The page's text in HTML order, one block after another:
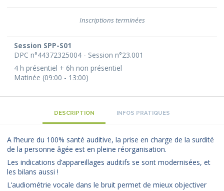
Session SPP-S01
DPC n°44372325004 - Session n°23.001
4 h présentiel + 6h non présentiel
Matinée (09:00 - 13:00)
Inscriptions terminées
DESCRIPTION INFOS PRATIQUES
A l’heure du 100% santé auditive, la prise en charge de la surdité
de la personne âgée est en pleine réorganisation.
Les indications d’appareillages auditifs se sont modernisées, et
les bilans aussi !
L’audiométrie vocale dans le bruit permet de mieux objectiver